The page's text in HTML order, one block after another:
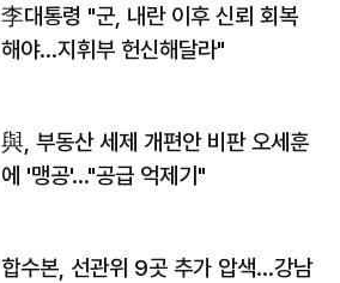
李대통령 "군, 내란 이후 신뢰 회복
해야…지휘부 헌신해달라"
與, 부동산 세제 개편안 비판 오세훈
에 '맹공'…"공급 억제기"
합수본, 선관위 9곳 추가 압색…강남